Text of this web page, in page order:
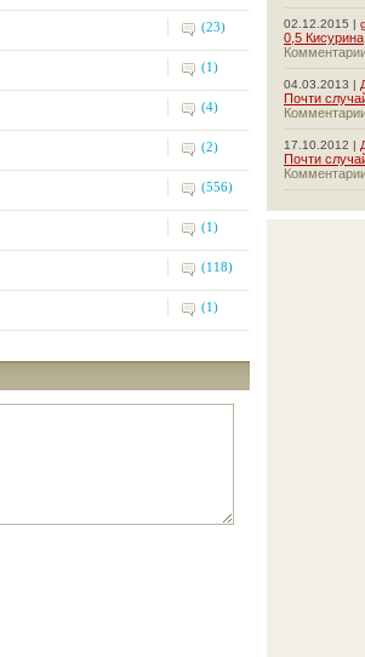
(23)
(1)
(4)
(2)
(556)
(1)
(118)
(1)
02.12.2015 |
0,5 Кисурина
04.03.2013 |
Почти
17.10.2012 |
Почти